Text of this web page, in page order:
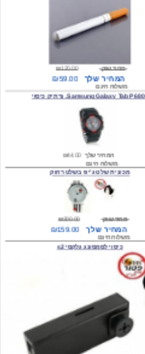
₪120.00
משלוח חינם
Samsung Galaxy Tab P6800, נרתיק כיסוי
המחיר שלך
משלוח חינם
₪300.00 מחיר שוק
₪159.00
כיסוי לסמסונג גלקסי s2